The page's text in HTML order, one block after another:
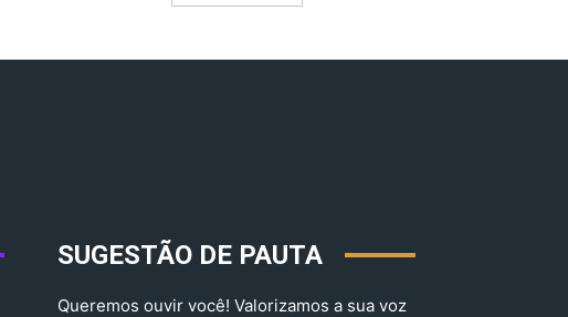
SUGESTÃO DE PAUTA
Queremos ouvir você! Valorizamos a sua voz